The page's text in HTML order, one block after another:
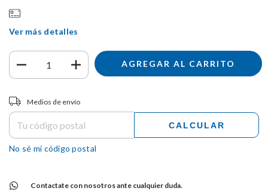
Ver más detalles
Entregas para el CP:
Medios de envío
CALCULAR
No sé mi código postal
Contactate con nosotros ante cualquier duda.